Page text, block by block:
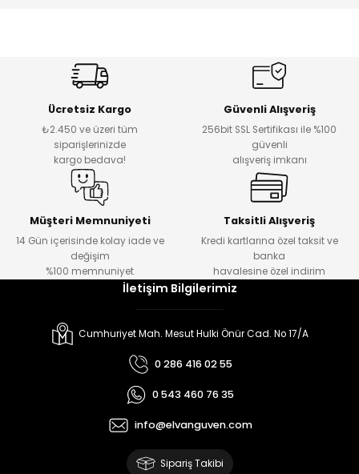
Ücretsiz Kargo
₺2.450 ve üzeri tüm
siparişlerinizde
kargo bedava!
Güvenli Alışveriş
256bit SSL Sertifikası ile %100
güvenli
alışveriş imkanı
Müşteri Memnuniyeti
14 Gün içerisinde kolay iade ve
değişim
%100 memnuniyet
Taksitli Alışveriş
Kredi kartlarına özel taksit ve
banka
havalesine özel indirim
İletişim Bilgilerimiz
Cumhuriyet Mah. Mesut Hulki Önür Cad. No 17/A
0 286 416 02 55
0 543 460 76 35
info@elvanguven.com
Sipariş Takibi